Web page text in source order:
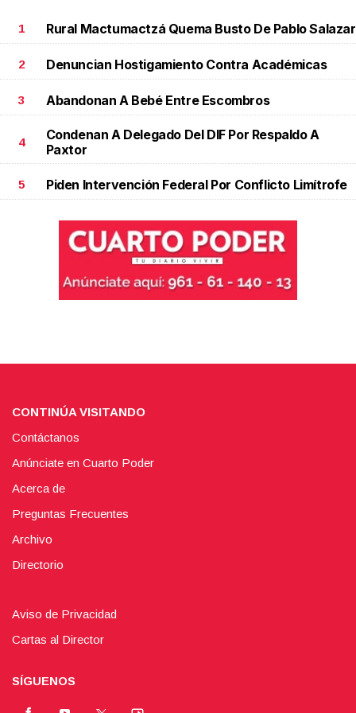
1 Rural Mactumactzá Quema Busto De Pablo Salazar
2 Denuncian Hostigamiento Contra Académicas
3 Abandonan A Bebé Entre Escombros
4
Condenan A Delegado Del DIF Por Respaldo A
Paxtor
5 Piden Intervención Federal Por Conflicto Limítrofe
CONTINÚA VISITANDO
Contáctanos
Anúnciate en Cuarto Poder
Acerca de
Preguntas Frecuentes
Archivo
Directorio
Aviso de Privacidad
Cartas al Director
SÍGUENOS